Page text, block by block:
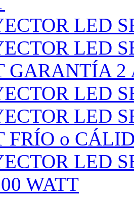
LED
LED
GARANTÍA 2
LED
LED
FRÍO o
LED
WATT